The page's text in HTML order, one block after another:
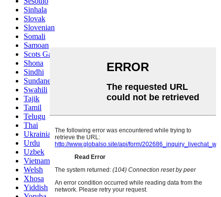
Sinhala
Slovak
Slovenian
Somali
Samoan
Scots Gaelic
Shona
Sindhi
Sundanese
Swahili
Tajik
Tamil
Telugu
Thai
Ukrainian
Urdu
Uzbek
Vietnamese
Welsh
Xhosa
Yiddish